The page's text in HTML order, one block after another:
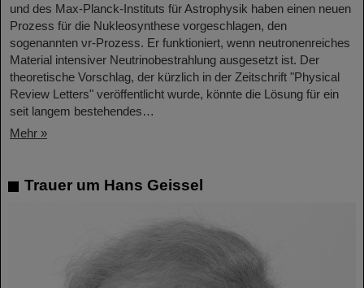
und des Max-Planck-Instituts für Astrophysik haben einen neuen
Prozess für die Nukleosynthese vorgeschlagen, den
sogenannten νr-Prozess. Er funktioniert, wenn neutronenreiches
Material intensiver Neutrinobestrahlung ausgesetzt ist. Der
theoretische Vorschlag, der kürzlich in der Zeitschrift "Physical
Review Letters" veröffentlicht wurde, könnte die Lösung für ein
seit langem bestehendes…
Mehr »
Trauer um Hans Geissel